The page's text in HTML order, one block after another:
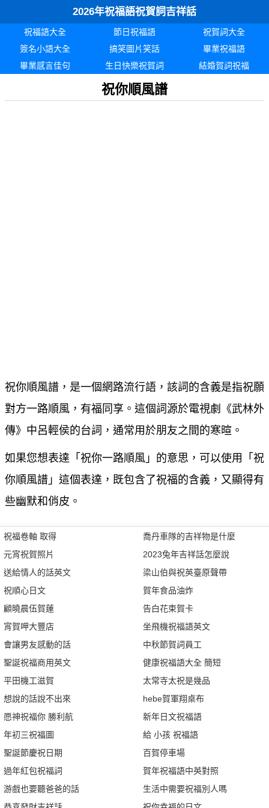
2026年祝福語祝賀詞吉祥話
祝福語大全 節日祝福語
祝賀詞大全
簽名小語大全
搞笑圖片笑話
畢業祝福語
畢業感言佳句
生日快樂祝賀詞 結婚賀詞祝福
祝你順風譜
祝你順風譜，是一個網路流行語，該詞的含義是指祝願
對方一路順風，有福同享。這個詞源於電視劇《武林外
傳》中呂輕侯的台詞，通常用於朋友之間的寒暄。
如果您想表達「祝你一路順風」的意思，可以使用「祝
你順風譜」這個表達，既包含了祝福的含義，又顯得有
些幽默和俏皮。
祝福卷軸 取得
元宵祝賀照片
送給情人的話英文
祝順心日文
顧曉晨伍賀蓮
宵賀呷大豐店
會讓男友感動的話
聖誕祝福商用英文
平田機工滋賀
想說的話說不出來
愿神祝福你 勝利航
年初三祝福圖
聖誕節慶祝日期
過年紅包祝福詞
游戲也要聽爸爸的話
喬丹車隊的吉祥物是什麼
2023兔年吉祥話怎麼說
梁山伯與祝英臺原聲帶
賀年食品油炸
告白花束賀卡
坐飛機祝福語英文
中秋節賀詞員工
健康祝福語大全 簡短
太常寺太祝是幾品
hebe賀軍翔桌布
新年日文祝福語
給 小孩 祝福語
百賀停車場
賀年祝福語中英對照
生活中需要祝福別人嗎